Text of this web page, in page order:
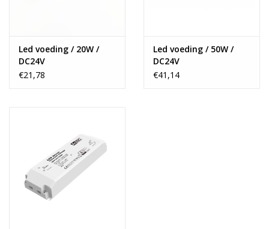
Led voeding / 20W /
DC24V
€21,78
Led voeding / 50W /
DC24V
€41,14